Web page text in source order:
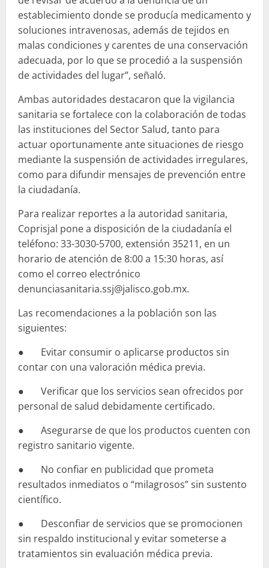
establecimiento donde se producía medicamento y
soluciones intravenosas, además de tejidos en
malas condiciones y carentes de una conservación
adecuada, por lo que se procedió a la suspensión
de actividades del lugar”, señaló.
Ambas autoridades destacaron que la vigilancia
sanitaria se fortalece con la colaboración de todas
las instituciones del Sector Salud, tanto para
actuar oportunamente ante situaciones de riesgo
mediante la suspensión de actividades irregulares,
como para difundir mensajes de prevención entre
la ciudadanía.
Para realizar reportes a la autoridad sanitaria,
Coprisjal pone a disposición de la ciudadanía el
teléfono: 33-3030-5700, extensión 35211, en un
horario de atención de 8:00 a 15:30 horas, así
como el correo electrónico
denunciasanitaria.ssj@jalisco.gob.mx.
Las recomendaciones a la población son las
siguientes:
● Evitar consumir o aplicarse productos sin
contar con una valoración médica previa.
● Verificar que los servicios sean ofrecidos por
personal de salud debidamente certificado.
● Asegurarse de que los productos cuenten con
registro sanitario vigente.
● No confiar en publicidad que prometa
resultados inmediatos o “milagrosos” sin sustento
científico.
● Desconfiar de servicios que se promocionen
sin respaldo institucional y evitar someterse a
tratamientos sin evaluación médica previa.